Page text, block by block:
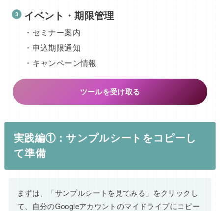
イベント・期限管理
・セミナー案内
・申込期限通知
・キャンペーン情報
ツールを受け取る
実践編①：サンプルシートをコピーし
て準備
まずは、「サンプルシートを見てみる」をクリックし
て、自分のGoogleアカウントのマイドライブにコピー